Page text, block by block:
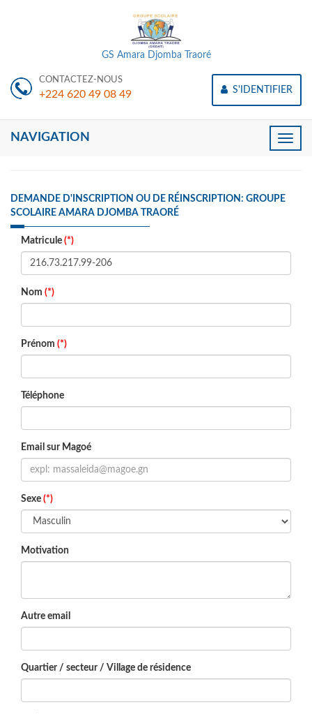
GS Amara Djomba Traoré
CONTACTEZ-NOUS
+224 620 49 08 49 S'IDENTIFIER
Toggle
NAVIGATION
DEMANDE D'INSCRIPTION OU DE RÉINSCRIPTION: GROUPE
SCOLAIRE AMARA DJOMBA TRAORÉ
Matricule (*)
Nom (*)
Prénom (*)
Téléphone
Email sur Magoé
Sexe (*)
Motivation
Autre email
Quartier / secteur / Village de résidence